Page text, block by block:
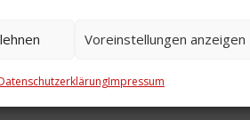
Voreinstellungen anzeigen
Impressum